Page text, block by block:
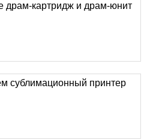
драм-картридж и драм-юнит
сублимационный принтер